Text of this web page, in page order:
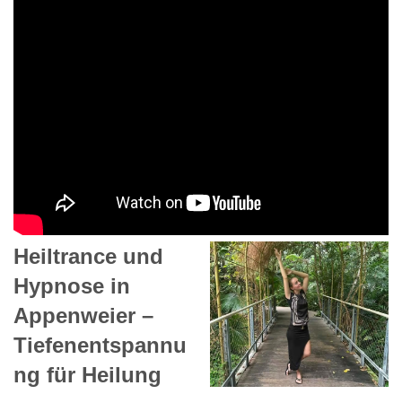
Heiltrance und
Hypnose in
Appenweier –
Tiefenentspannu
ng für Heilung